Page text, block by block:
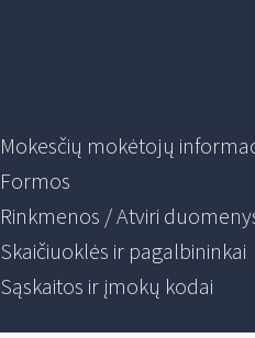
Mokesčių mokėtojų
Formos
Rinkmenos / Atviri
Skaičiuoklės ir pagalbininkai
Sąskaitos ir įmokų kodai